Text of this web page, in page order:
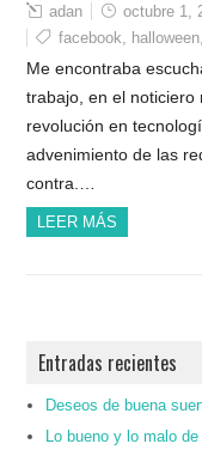
adan octubre 1,
facebook
halloween
Me encontraba
trabajo, en el noticiero
revolución en
advenimiento de las
contra.…
LEER MÁS
Entradas recientes
Deseos de buena
Lo bueno y lo malo